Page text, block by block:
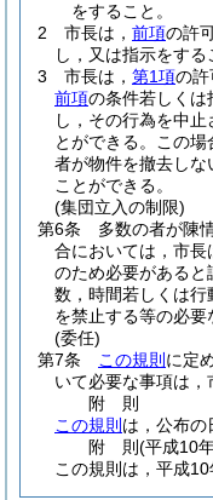
をすること。
2
市長は， 前項の許
し，又は指示をする
3
市長は， 第1項の許
前項の条件若しくは
し，その行為を中
とができる。
この場
者が物件を撤去しな
ことができる。
(集団立入の制限)
第6条
多数の者が陳
合においては，市長
のため必要があると
数，時間若しくは行
を禁止する等の必要
(委任)
第7条
この規則 に定
いて必要な事項は，
附 則
この規則 は，公布の
附 則(平成10
この規則は，平成10